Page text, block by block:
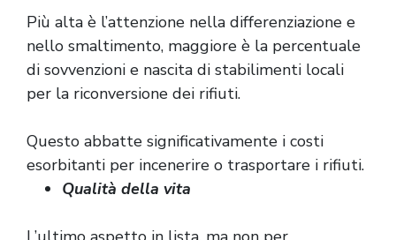
Più alta è l’attenzione nella differenziazione e
nello smaltimento, maggiore è la percentuale
di sovvenzioni e nascita di stabilimenti locali
per la riconversione dei rifiuti.
Questo abbatte significativamente i costi
esorbitanti per incenerire o trasportare i rifiuti.
Qualità della vita